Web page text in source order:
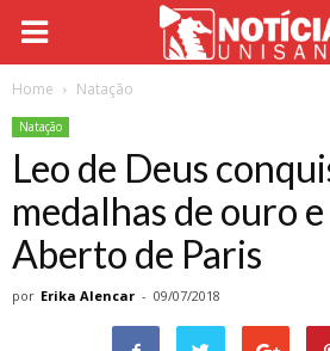
Home Natação
Natação
Leo de Deus
medalhas de ouro
Aberto de Paris
por Erika Alencar - 09/07/2018